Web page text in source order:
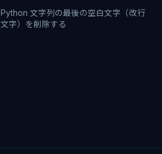
Python 文字列の最後の空白文字（改行
文字）を削除する